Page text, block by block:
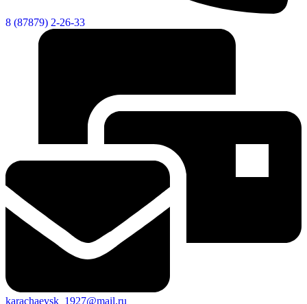
Виртуальная
Культурный
8 (87879) 2-26-33
karachaevsk_1927@mail.ru